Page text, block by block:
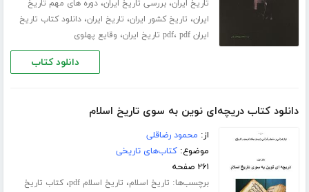
تاریخ ایران،بررسی تاریخ ایران،دوره های مهم تاریخ
ایران، تاریخ کشور ایران، تاریخ ایران،دانلود کتاب تاریخ
ایران pdf
، pdf تاریخ ایران ، وقایع پهلوی
دانلود کتاب
دانلود کتاب دریچه‌ای نوین به سوی تاریخ اسلام
از: محمود رضاقلی
موضوع:کتاب‌های تاریخی
۲۶۱ صفحه
برچسب‌ها: تاریخ اسلام، تاریخ اسلام pdf ،کتاب تاریخ